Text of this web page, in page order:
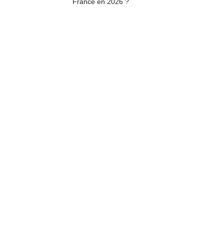
apprentissage…